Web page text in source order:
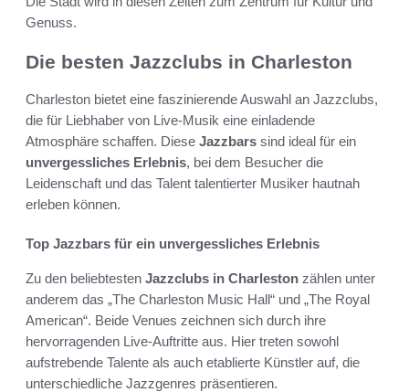
Genuss.
Die besten Jazzclubs in Charleston
Charleston bietet eine faszinierende Auswahl an Jazzclubs,
die für Liebhaber von Live-Musik eine einladende
Atmosphäre schaffen. Diese Jazzbars sind ideal für ein
unvergessliches Erlebnis, bei dem Besucher die
Leidenschaft und das Talent talentierter Musiker hautnah
erleben können.
Top Jazzbars für ein unvergessliches Erlebnis
Zu den beliebtesten Jazzclubs in Charleston zählen unter
anderem das „The Charleston Music Hall“ und „The Royal
American“. Beide Venues zeichnen sich durch ihre
hervorragenden Live-Auftritte aus. Hier treten sowohl
aufstrebende Talente als auch etablierte Künstler auf, die
unterschiedliche Jazzgenres präsentieren.